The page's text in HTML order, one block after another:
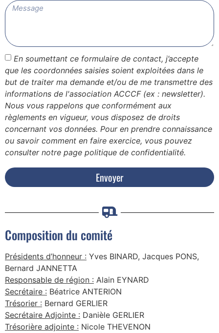
En soumettant ce formulaire de contact, j’accepte
que les coordonnées saisies soient exploitées dans le
but de traiter ma demande et/ou de me transmettre des
informations de l'association ACCCF (ex : newsletter).
Nous vous rappelons que conformément aux
règlements en vigueur, vous disposez de droits
concernant vos données. Pour en prendre connaissance
ou savoir comment en faire exercice, vous pouvez
consulter notre page politique de confidentialité.
Envoyer
Composition du comité
Présidents d’honneur : Yves BINARD, Jacques PONS,
Bernard JANNETTA
Responsable de région : Alain EYNARD
Secrétaire : Béatrice ANTERION
Trésorier : Bernard GERLIER
Secrétaire Adjointe : Danièle GERLIER
Trésorière adjointe : Nicole THEVENON